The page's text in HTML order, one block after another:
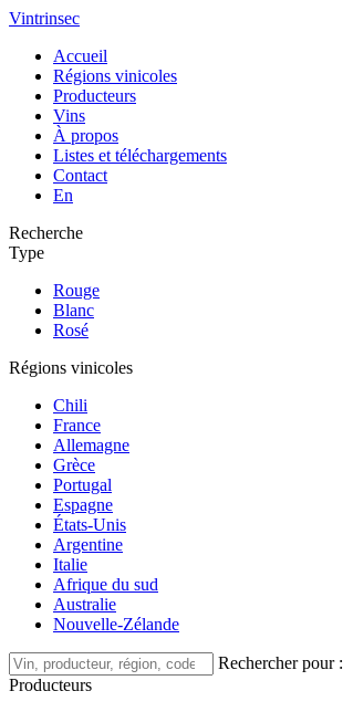
Vintrinsec
Accueil
Régions vinicoles
Producteurs
Vins
À propos
Listes et téléchargements
Contact
En
Recherche
Type
Rouge
Blanc
Rosé
Régions vinicoles
Chili
France
Allemagne
Grèce
Portugal
Espagne
États-Unis
Argentine
Italie
Afrique du sud
Australie
Nouvelle-Zélande
Rechercher pour :
Producteurs